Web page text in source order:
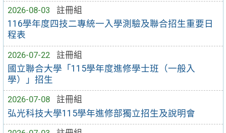
2026-08-03
註冊組
116學年度四技二專統一入學測驗及聯合招生重要日
程表
2026-07-22
註冊組
國立聯合大學「115學年度進修學士班（一般入
學）」招生
2026-07-08
註冊組
弘光科技大學115學年進修部獨立招生及說明會